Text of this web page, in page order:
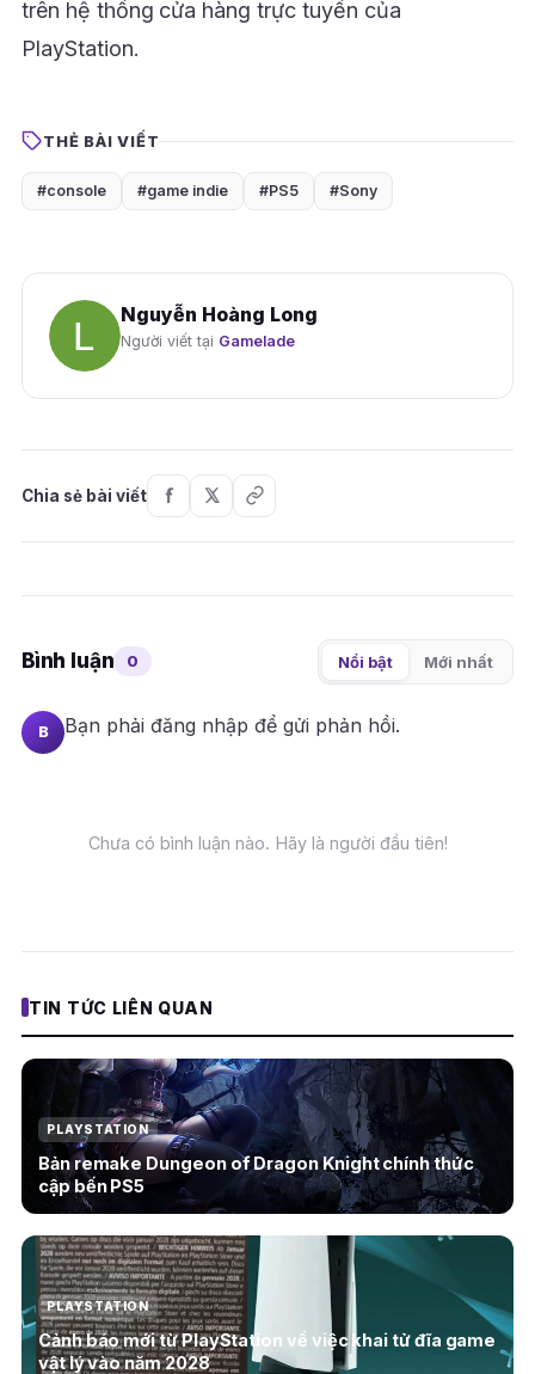
trên hệ thống cửa hàng trực tuyến của
PlayStation.
THẺ BÀI VIẾT
#console #game indie #PS5 #Sony
Nguyễn Hoàng Long
Người viết tại Gamelade
Chia sẻ bài viết
Bình luận 0 Nổi bật Mới nhất
B Bạn phải đăng nhập để gửi phản hồi.
Chưa có bình luận nào. Hãy là người đầu tiên!
TIN TỨC LIÊN QUAN
PLAYSTATION
Bản remake Dungeon of Dragon Knight chính thức
cập bến PS5
PLAYSTATION
Cảnh báo mới từ PlayStation về việc khai tử đĩa game
vật lý vào năm 2028